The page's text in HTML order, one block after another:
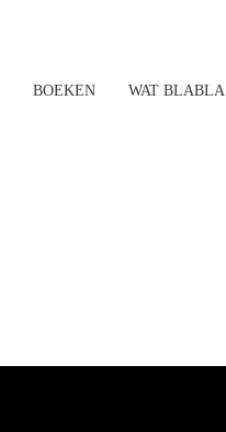
BOEKEN WAT BLABLA